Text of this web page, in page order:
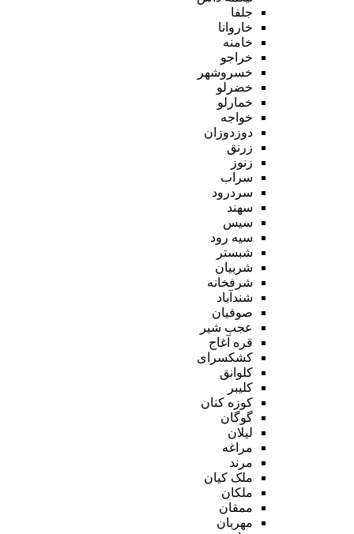
جلفا
خاروانا
خامنه
خراجو
خسروشهر
خضرلو
خمارلو
خواجه
دوزدوزان
زرنق
زنوز
سراب
سردرود
سهند
سیس
سیه رود
شبستر
شربیان
شرفخانه
شندآباد
صوفیان
عجب شیر
قره آغاج
کشکسرای
کلوانق
کلیبر
کوزه کنان
گوگان
لیلان
مراغه
مرند
ملک کیان
ملکان
ممقان
مهربان